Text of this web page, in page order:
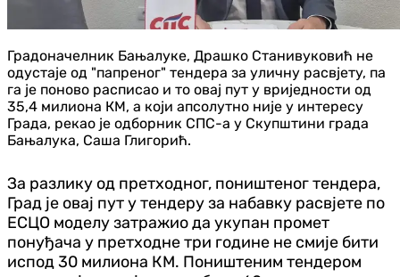
Градоначелник Бањалуке, Драшко Станивуковић не
одустаје од "папреног" тендера за уличну расвјету, па
га је поново расписао и то овај пут у вриједности од
35,4 милиона КМ, а који апсолутно није у интересу
Града, рекао је одборник СПС-а у Скупштини града
Бањалука, Саша Глигорић.
За разлику од претходног, поништеног тендера,
Град је овај пут у тендеру за набавку расвјете по
ЕСЦО моделу затражио да укупан промет
понуђача у претходне три године не смије бити
испод 30 милиона КМ. Поништеним тендером